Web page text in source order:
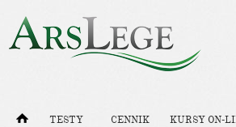
TESTY CENNIK KURSY ON-